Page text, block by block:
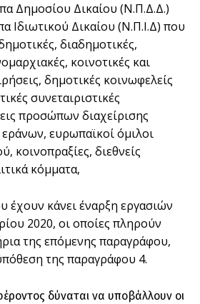
Δημοσίου Δικαίου (Ν.Π.Δ.Δ.)
Ιδιωτικού Δικαίου (Ν.Π.Ι.Δ) που
διαδημοτικές,
κοινοτικές και
δημοτικές κοινωφελείς
συνεταιριστικές
προσώπων διαχείρισης
εράνων, ευρωπαϊκοί όμιλοι
κοινοπραξίες, διεθνείς
κόμματα,
έχουν κάνει έναρξη εργασιών
2020, οι οποίες πληρούν
της επόμενης παραγράφου,
της παραγράφου 4.
δύναται να υποβάλλουν οι